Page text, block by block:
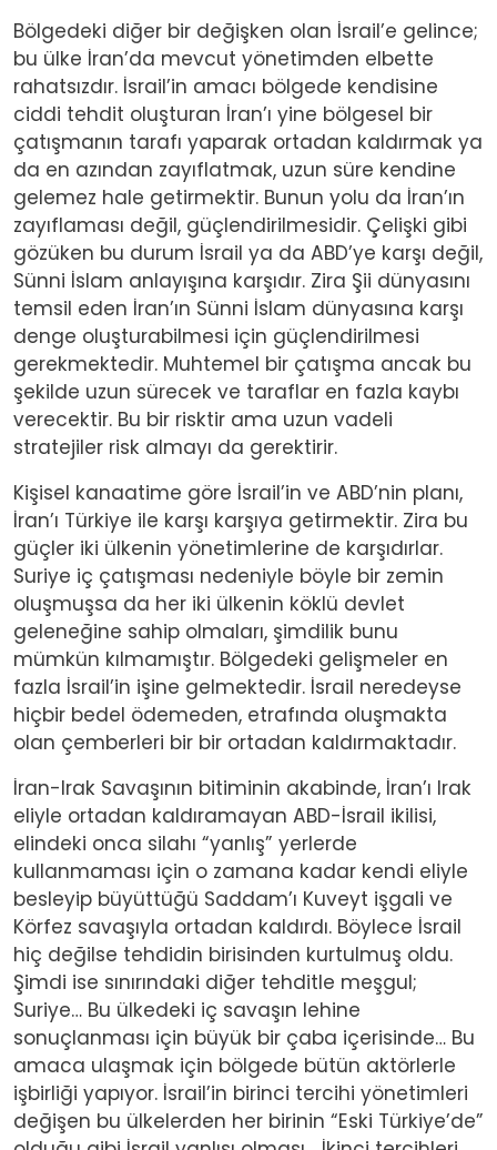
Bölgedeki diğer bir değişken olan İsrail’e gelince;
bu ülke İran’da mevcut yönetimden elbette
rahatsızdır. İsrail’in amacı bölgede kendisine
ciddi tehdit oluşturan İran’ı yine bölgesel bir
çatışmanın tarafı yaparak ortadan kaldırmak ya
da en azından zayıflatmak, uzun süre kendine
gelemez hale getirmektir. Bunun yolu da İran’ın
zayıflaması değil, güçlendirilmesidir. Çelişki gibi
gözüken bu durum İsrail ya da ABD’ye karşı değil,
Sünni İslam anlayışına karşıdır. Zira Şii dünyasını
temsil eden İran’ın Sünni İslam dünyasına karşı
denge oluşturabilmesi için güçlendirilmesi
gerekmektedir. Muhtemel bir çatışma ancak bu
şekilde uzun sürecek ve taraflar en fazla kaybı
verecektir. Bu bir risktir ama uzun vadeli
stratejiler risk almayı da gerektirir.
Kişisel kanaatime göre İsrail’in ve ABD’nin planı,
İran’ı Türkiye ile karşı karşıya getirmektir. Zira bu
güçler iki ülkenin yönetimlerine de karşıdırlar.
Suriye iç çatışması nedeniyle böyle bir zemin
oluşmuşsa da her iki ülkenin köklü devlet
geleneğine sahip olmaları, şimdilik bunu
mümkün kılmamıştır. Bölgedeki gelişmeler en
fazla İsrail’in işine gelmektedir. İsrail neredeyse
hiçbir bedel ödemeden, etrafında oluşmakta
olan çemberleri bir bir ortadan kaldırmaktadır.
İran-Irak Savaşının bitiminin akabinde, İran’ı Irak
eliyle ortadan kaldıramayan ABD-İsrail ikilisi,
elindeki onca silahı “yanlış” yerlerde
kullanmaması için o zamana kadar kendi eliyle
besleyip büyüttüğü Saddam’ı Kuveyt işgali ve
Körfez savaşıyla ortadan kaldırdı. Böylece İsrail
hiç değilse tehdidin birisinden kurtulmuş oldu.
Şimdi ise sınırındaki diğer tehditle meşgul;
Suriye… Bu ülkedeki iç savaşın lehine
sonuçlanması için büyük bir çaba içerisinde… Bu
amaca ulaşmak için bölgede bütün aktörlerle
işbirliği yapıyor. İsrail’in birinci tercihi yönetimleri
değişen bu ülkelerden her birinin “Eski Türkiye’de”